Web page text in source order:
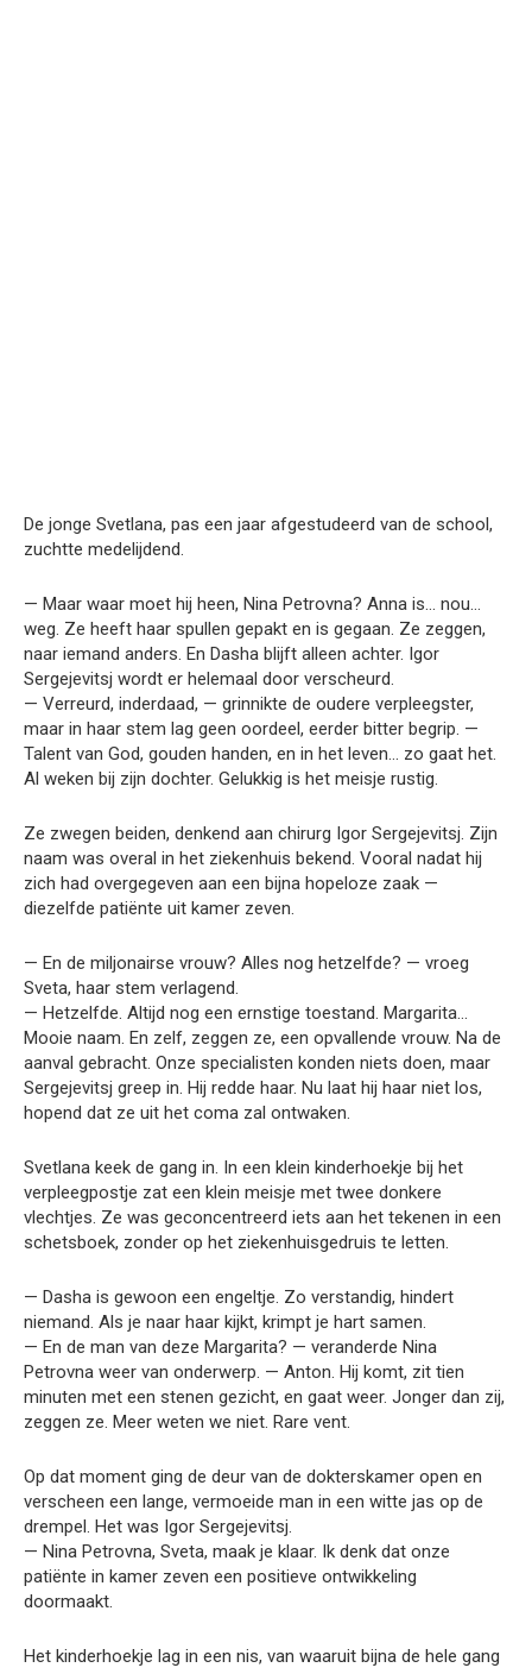
De jonge Svetlana, pas een jaar afgestudeerd van de school,
zuchtte medelijdend.
— Maar waar moet hij heen, Nina Petrovna? Anna is… nou…
weg. Ze heeft haar spullen gepakt en is gegaan. Ze zeggen,
naar iemand anders. En Dasha blijft alleen achter. Igor
Sergejevitsj wordt er helemaal door verscheurd.
— Verreurd, inderdaad, — grinnikte de oudere verpleegster,
maar in haar stem lag geen oordeel, eerder bitter begrip. —
Talent van God, gouden handen, en in het leven… zo gaat het.
Al weken bij zijn dochter. Gelukkig is het meisje rustig.
Ze zwegen beiden, denkend aan chirurg Igor Sergejevitsj. Zijn
naam was overal in het ziekenhuis bekend. Vooral nadat hij
zich had overgegeven aan een bijna hopeloze zaak —
diezelfde patiënte uit kamer zeven.
— En de miljonairse vrouw? Alles nog hetzelfde? — vroeg
Sveta, haar stem verlagend.
— Hetzelfde. Altijd nog een ernstige toestand. Margarita…
Mooie naam. En zelf, zeggen ze, een opvallende vrouw. Na de
aanval gebracht. Onze specialisten konden niets doen, maar
Sergejevitsj greep in. Hij redde haar. Nu laat hij haar niet los,
hopend dat ze uit het coma zal ontwaken.
Svetlana keek de gang in. In een klein kinderhoekje bij het
verpleegpostje zat een klein meisje met twee donkere
vlechtjes. Ze was geconcentreerd iets aan het tekenen in een
schetsboek, zonder op het ziekenhuisgedruis te letten.
— Dasha is gewoon een engeltje. Zo verstandig, hindert
niemand. Als je naar haar kijkt, krimpt je hart samen.
— En de man van deze Margarita? — veranderde Nina
Petrovna weer van onderwerp. — Anton. Hij komt, zit tien
minuten met een stenen gezicht, en gaat weer. Jonger dan zij,
zeggen ze. Meer weten we niet. Rare vent.
Op dat moment ging de deur van de dokterskamer open en
verscheen een lange, vermoeide man in een witte jas op de
drempel. Het was Igor Sergejevitsj.
— Nina Petrovna, Sveta, maak je klaar. Ik denk dat onze
patiënte in kamer zeven een positieve ontwikkeling
doormaakt.
Het kinderhoekje lag in een nis, van waaruit bijna de hele gang